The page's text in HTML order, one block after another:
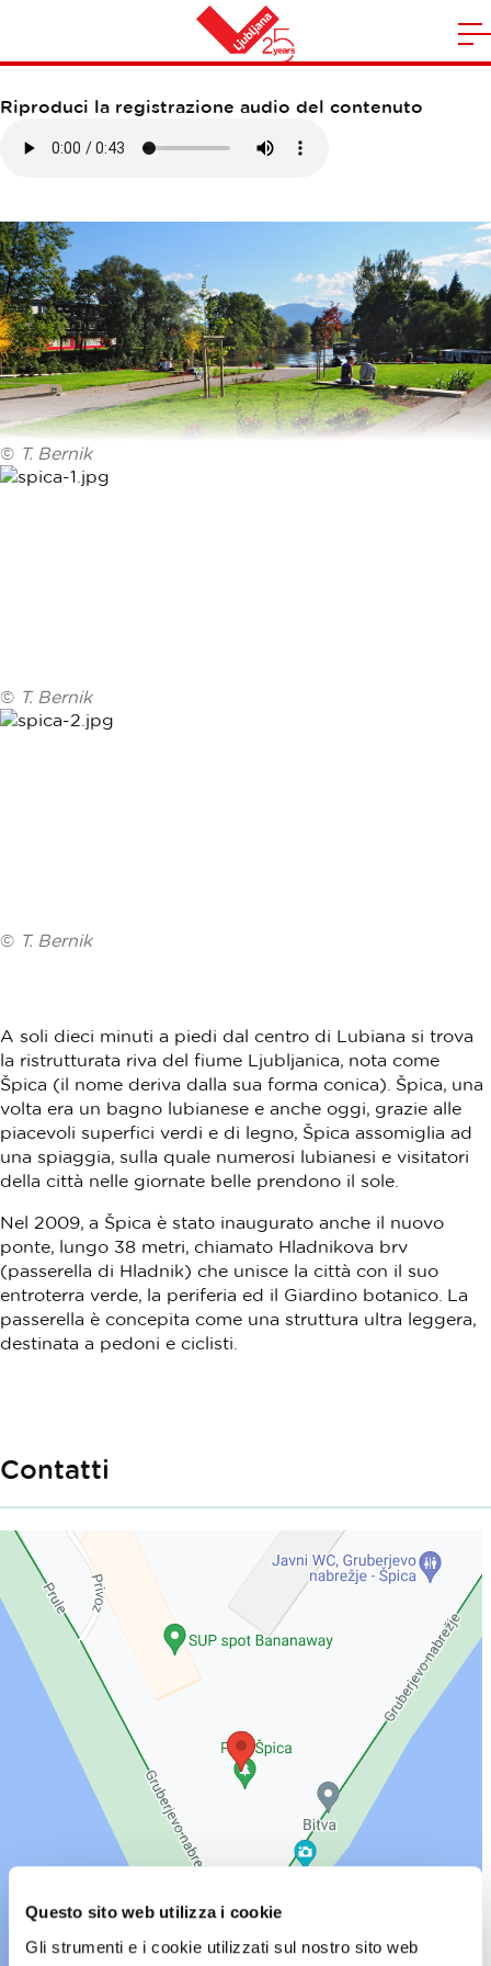
Questo sito web utilizza i cookie
Gli strumenti e i cookie utilizzati sul nostro sito web
Casa
la
PARK ŠPICA
Riproduci la registrazione audio del contenuto
© T. Bernik
© T. Bernik
© T. Bernik
A soli dieci minuti a piedi dal centro di Lubiana si trova
la ristrutturata riva del fiume Ljubljanica, nota come
Špica (il nome deriva dalla sua forma conica). Špica, una
volta era un bagno lubianese e anche oggi, grazie alle
piacevoli superfici verdi e di legno, Špica assomiglia ad
una spiaggia, sulla quale numerosi lubianesi e visitatori
della città nelle giornate belle prendono il sole.
Nel 2009, a Špica è stato inaugurato anche il nuovo
ponte, lungo 38 metri, chiamato Hladnikova brv
(passerella di Hladnik) che unisce la città con il suo
entroterra verde, la periferia ed il Giardino botanico. La
passerella è concepita come una struttura ultra leggera,
destinata a pedoni e ciclisti.
Contatti